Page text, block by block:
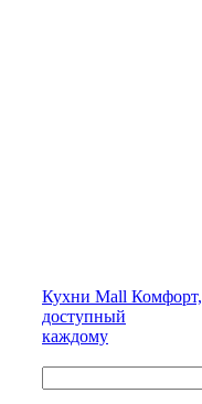
Кухни Mall Комфорт,
доступный
каждому